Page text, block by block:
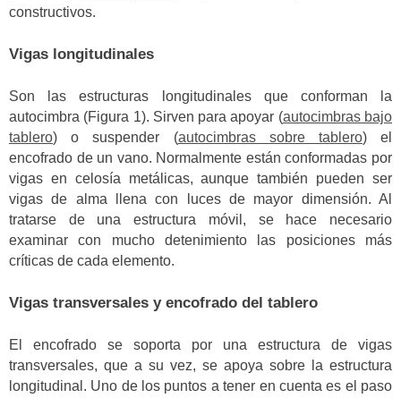
constructivos.
Vigas longitudinales
Son las estructuras longitudinales que conforman la
autocimbra (Figura 1). Sirven para apoyar (autocimbras bajo
tablero) o suspender (autocimbras sobre tablero) el
encofrado de un vano. Normalmente están conformadas por
vigas en celosía metálicas, aunque también pueden ser
vigas de alma llena con luces de mayor dimensión. Al
tratarse de una estructura móvil, se hace necesario
examinar con mucho detenimiento las posiciones más
críticas de cada elemento.
Vigas transversales y encofrado del tablero
El encofrado se soporta por una estructura de vigas
transversales, que a su vez, se apoya sobre la estructura
longitudinal. Uno de los puntos a tener en cuenta es el paso